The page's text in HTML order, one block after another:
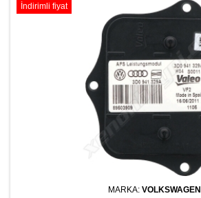
İndirimli fiyat
MARKA: VOLKSWAGEN